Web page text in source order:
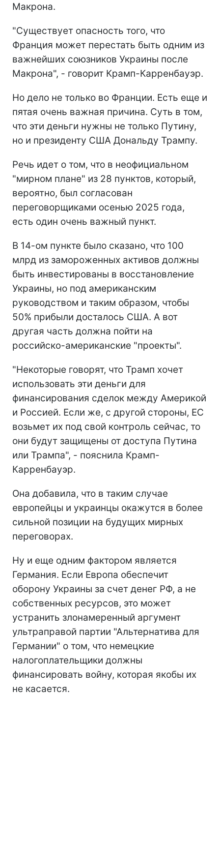
Макрона.
"Существует опасность того, что
Франция может перестать быть одним из
важнейших союзников Украины после
Макрона", - говорит Крамп-Карренбауэр.
Но дело не только во Франции. Есть еще и
пятая очень важная причина. Суть в том,
что эти деньги нужны не только Путину,
но и президенту США Дональду Трампу.
Речь идет о том, что в неофициальном
"мирном плане" из 28 пунктов, который,
вероятно, был согласован
переговорщиками осенью 2025 года,
есть один очень важный пункт.
В 14-ом пункте было сказано, что 100
млрд из замороженных активов должны
быть инвестированы в восстановление
Украины, но под американским
руководством и таким образом, чтобы
50% прибыли досталось США. А вот
другая часть должна пойти на
российско-американские "проекты".
"Некоторые говорят, что Трамп хочет
использовать эти деньги для
финансирования сделок между Америкой
и Россией. Если же, с другой стороны, ЕС
возьмет их под свой контроль сейчас, то
они будут защищены от доступа Путина
или Трампа", - пояснила Крамп-
Карренбауэр.
Она добавила, что в таким случае
европейцы и украинцы окажутся в более
сильной позиции на будущих мирных
переговорах.
Ну и еще одним фактором является
Германия. Если Европа обеспечит
оборону Украины за счет денег РФ, а не
собственных ресурсов, это может
устранить злонамеренный аргумент
ультраправой партии "Альтернатива для
Германии" о том, что немецкие
налогоплательщики должны
финансировать войну, которая якобы их
не касается.